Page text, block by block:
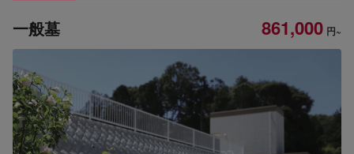
一般墓 861,000 円~